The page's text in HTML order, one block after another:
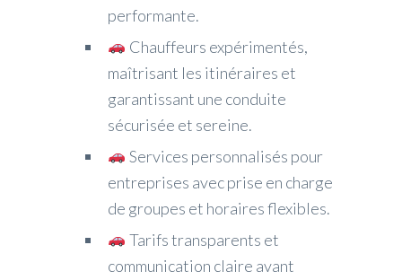
performante.
Chauffeurs expérimentés,
maîtrisant les itinéraires et
garantissant une conduite
sécurisée et sereine.
Services personnalisés pour
entreprises avec prise en charge
de groupes et horaires flexibles.
Tarifs transparents et
communication claire avant